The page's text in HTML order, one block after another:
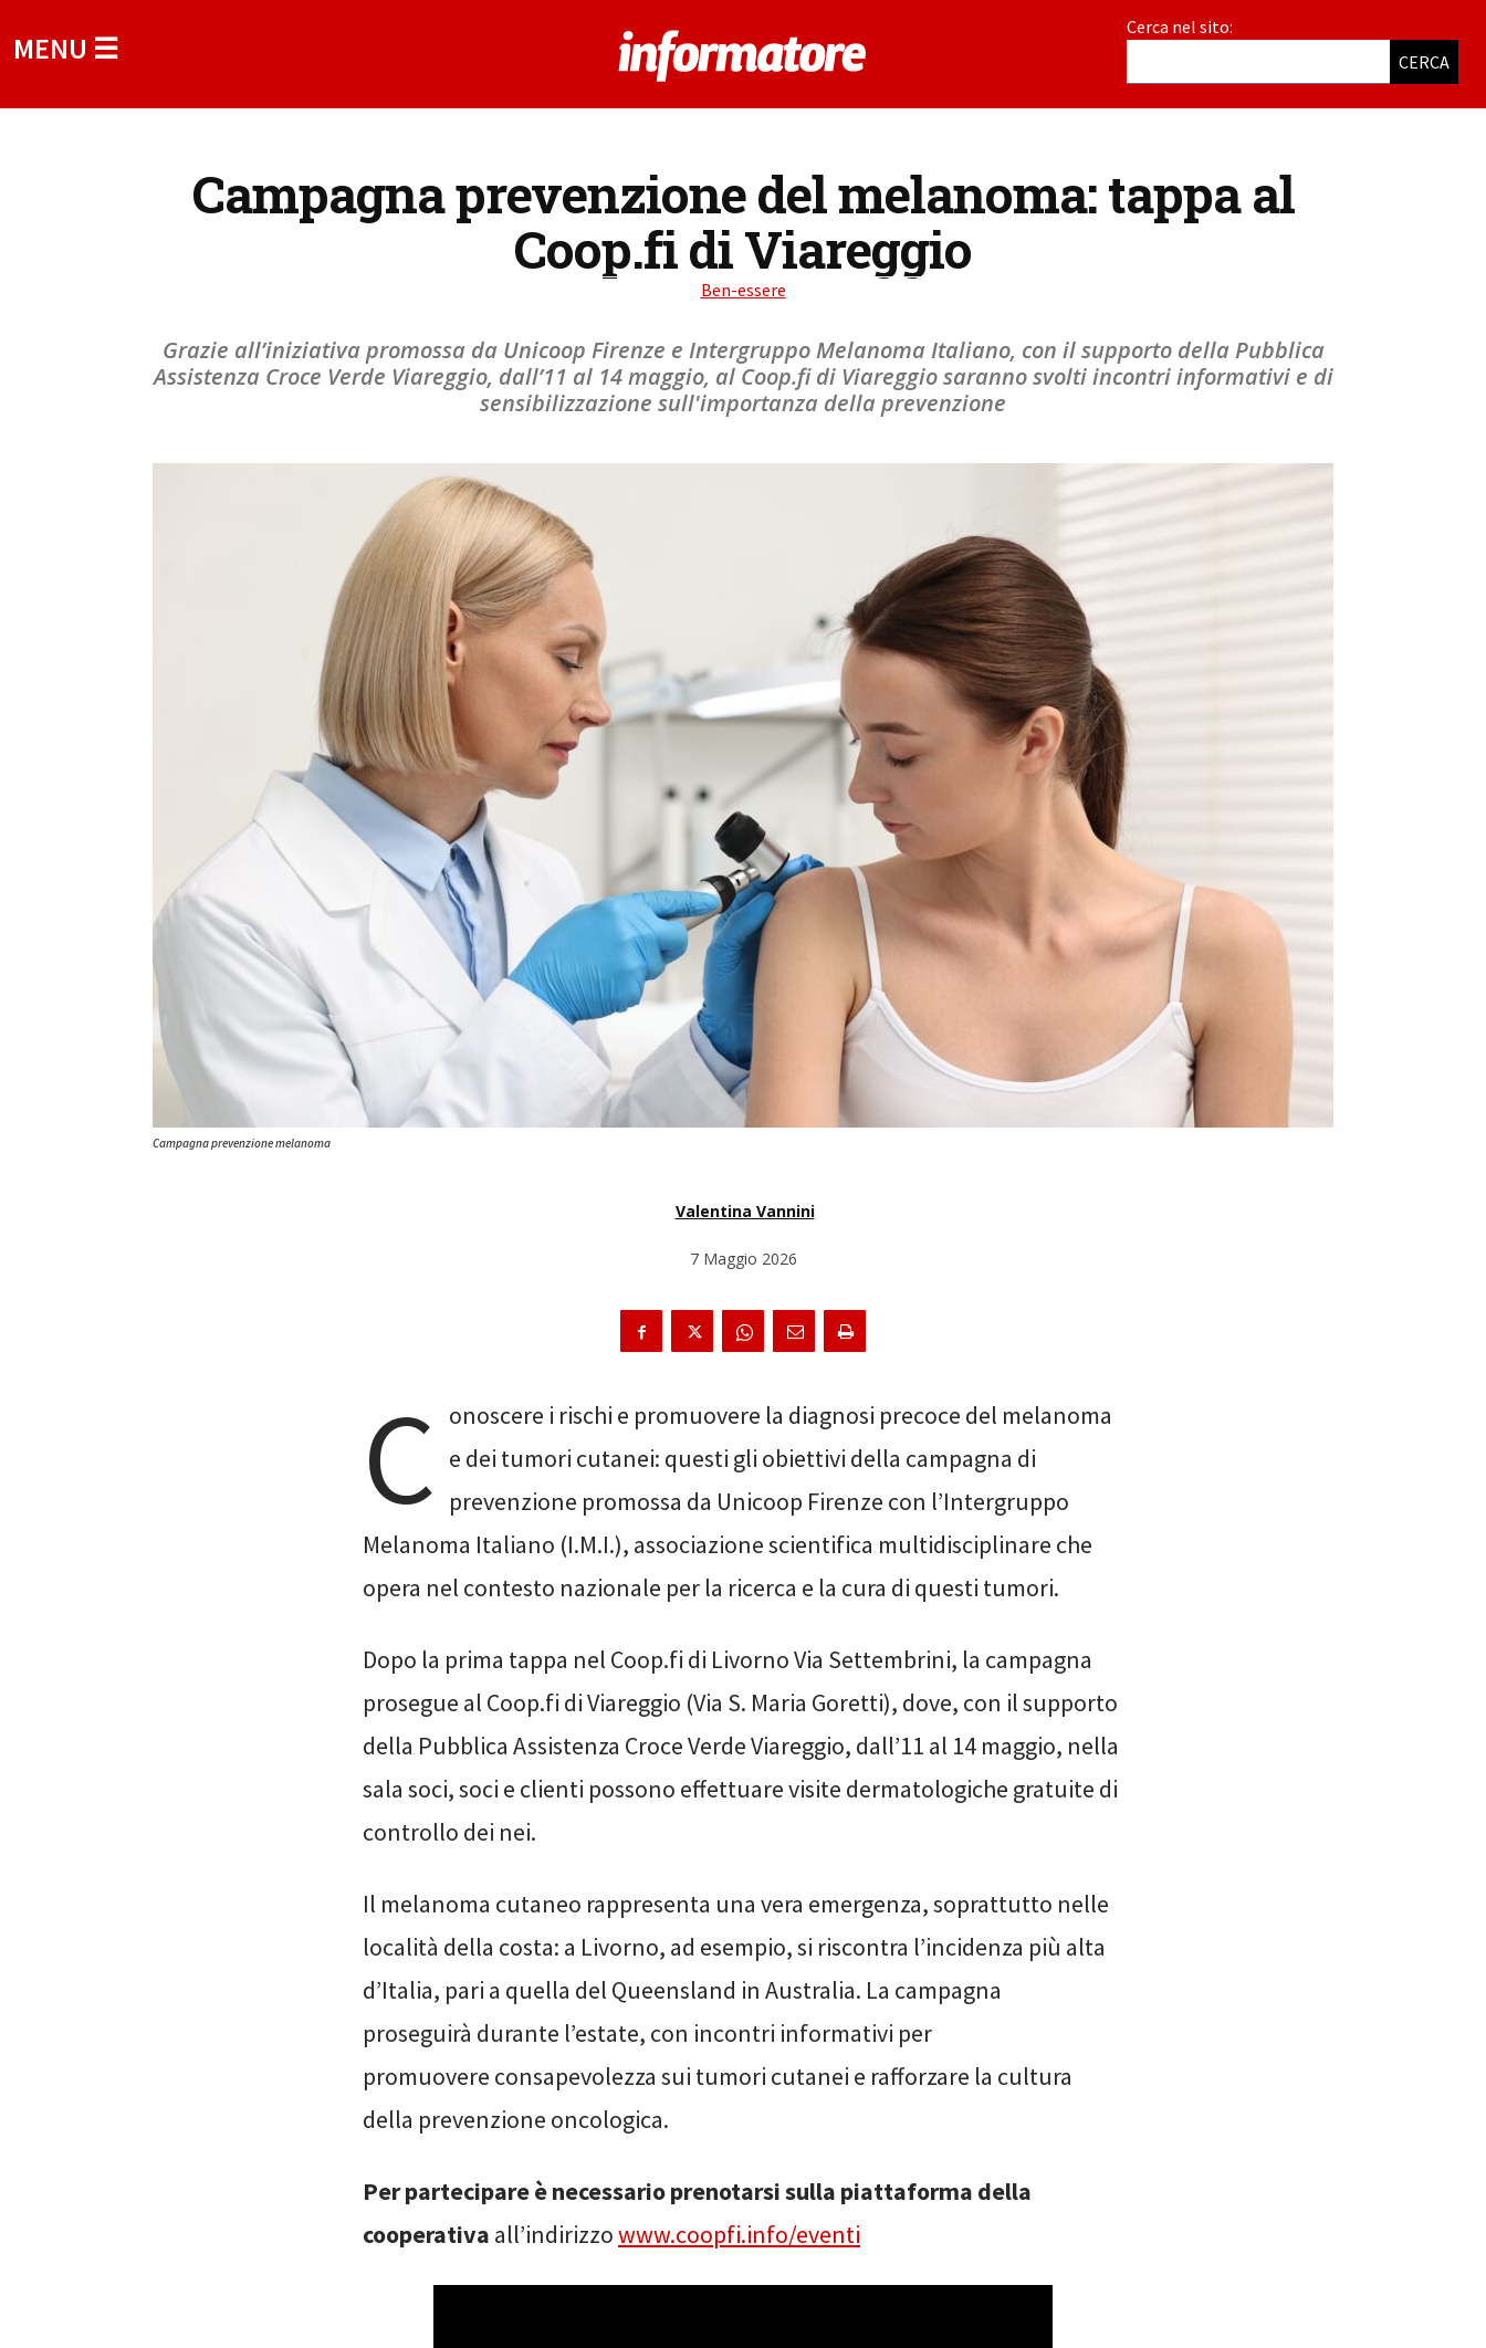
MENU ☰
Cerca nel sito:
CERCA
Campagna prevenzione del melanoma: tappa al
Coop.fi di Viareggio
Ben-essere
Grazie all’iniziativa promossa da Unicoop Firenze e Intergruppo Melanoma Italiano, con il supporto della Pubblica
Assistenza Croce Verde Viareggio, dall’11 al 14 maggio, al Coop.fi di Viareggio saranno svolti incontri informativi e di
sensibilizzazione sull'importanza della prevenzione
Campagna prevenzione melanoma
Valentina Vannini
7 Maggio 2026
C onoscere i rischi e promuovere la diagnosi precoce del melanoma
e dei tumori cutanei: questi gli obiettivi della campagna di
prevenzione promossa da Unicoop Firenze con l’Intergruppo
Melanoma Italiano (I.M.I.), associazione scientifica multidisciplinare che
opera nel contesto nazionale per la ricerca e la cura di questi tumori.
Dopo la prima tappa nel Coop.fi di Livorno Via Settembrini, la campagna
prosegue al Coop.fi di Viareggio (Via S. Maria Goretti), dove, con il supporto
della Pubblica Assistenza Croce Verde Viareggio, dall’11 al 14 maggio, nella
sala soci, soci e clienti possono effettuare visite dermatologiche gratuite di
controllo dei nei.
Il melanoma cutaneo rappresenta una vera emergenza, soprattutto nelle
località della costa: a Livorno, ad esempio, si riscontra l’incidenza più alta
d’Italia, pari a quella del Queensland in Australia. La campagna
proseguirà durante l’estate, con incontri informativi per
promuovere consapevolezza sui tumori cutanei e rafforzare la cultura
della prevenzione oncologica.
Per partecipare è necessario prenotarsi sulla piattaforma della
cooperativa all’indirizzowww.coopfi.info/eventi